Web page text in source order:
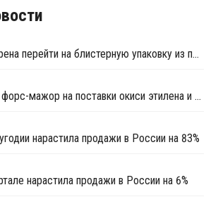
AstraZeneca намерена перейти на блистерную упаковку из полипропилена
Nouryon объявила форс-мажор на поставки окиси этилена и этиленгликоля в Швеции
нарастила продажи в России на 83%
нарастила продажи в России на 6%